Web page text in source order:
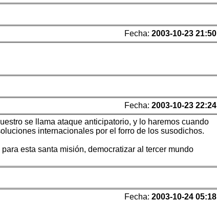
Fecha: 2003-10-23 21:50
Fecha: 2003-10-23 22:24
se llama ataque anticipatorio, y lo haremos cuando
internacionales por el forro de los susodichos.
esta santa misión, democratizar al tercer mundo
Fecha: 2003-10-24 05:18